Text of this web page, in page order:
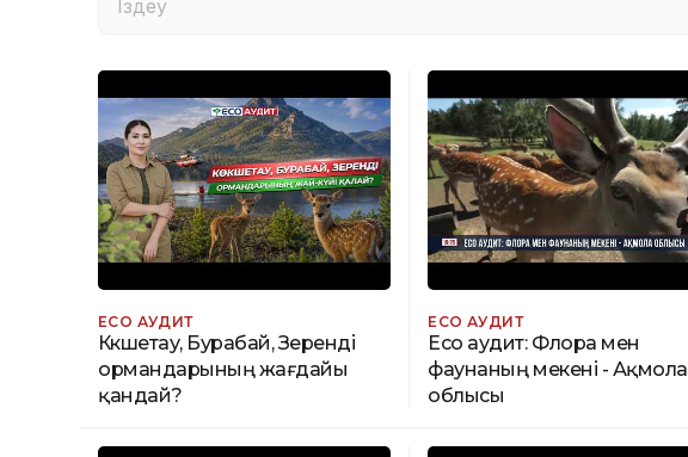
ECO АУДИТ
Көкшетау, Бурабай, Зеренді
ормандарының жағдайы
қандай?
ECO АУДИТ
Eco аудит: Флора мен
фаунаның мекені - Ақмола
облысы